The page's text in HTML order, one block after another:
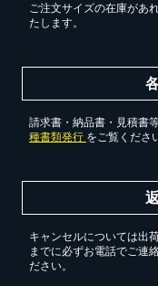
ご注文サイズの在庫があ
たします。
請求書・納品書・見積書
種書類発行 をご覧くださ
キャンセルについては出
までに必ずお電話でご連
ださい。